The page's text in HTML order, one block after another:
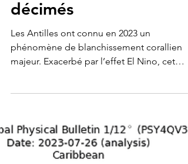
Nature et Biodiversité
De nombreux récifs
décimés
épisode a été marqué...